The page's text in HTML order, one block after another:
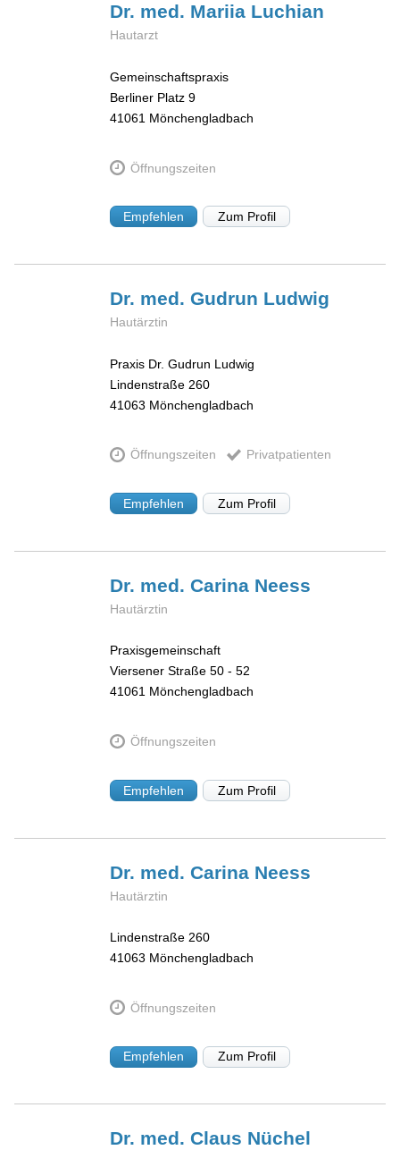
Dr. med. Mariia Luchian
Hautarzt
Gemeinschaftspraxis
Berliner Platz 9
41061 Mönchengladbach
Öffnungszeiten
Empfehlen Zum Profil
Dr. med. Gudrun Ludwig
Hautärztin
Praxis Dr. Gudrun Ludwig
Lindenstraße 260
41063 Mönchengladbach
Öffnungszeiten Privatpatienten
Empfehlen Zum Profil
Dr. med. Carina Neess
Hautärztin
Praxisgemeinschaft
Viersener Straße 50 - 52
41061 Mönchengladbach
Öffnungszeiten
Empfehlen Zum Profil
Dr. med. Carina Neess
Hautärztin
Lindenstraße 260
41063 Mönchengladbach
Öffnungszeiten
Empfehlen Zum Profil
Dr. med. Claus Nüchel